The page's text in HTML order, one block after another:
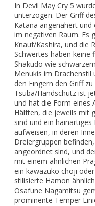
In Devil May Cry 5
unterzogen. Der Griff
Katana angenähert
im negativen Raum. Es
Knauf/Kashira, und die
Schwertes haben keine
Shakudo wie
Menukis im
den Fingern den Griff
Tsuba/Handschutz ist
und hat die Form eines
Hälften, die jeweils mit
sind und ein
aufweisen, in deren
Dreiergruppen
angeordnet sind, und
mit einem ähnlichen
ein kawazuko choji
stilisierte Hamon
Osafune Nagamitsu
prominente Temper